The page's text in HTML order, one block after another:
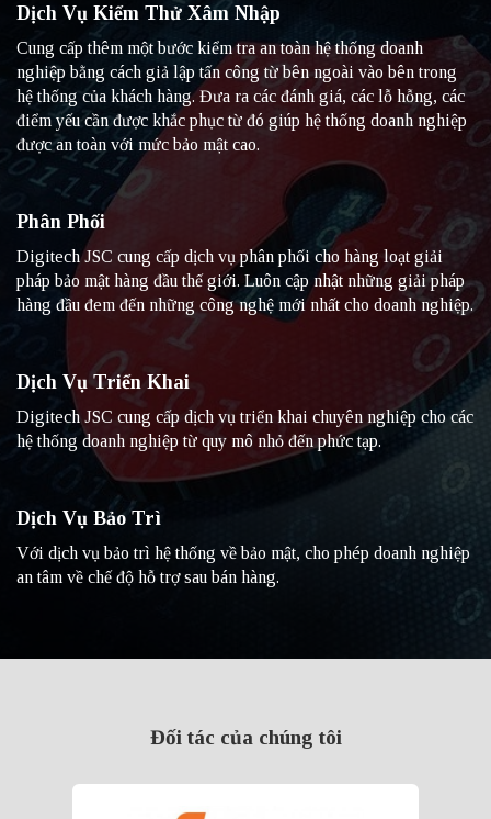
Dịch Vụ Kiểm Thử Xâm Nhập
Cung cấp thêm một bước kiểm tra an toàn hệ thống doanh
nghiệp bằng cách giả lập tấn công từ bên ngoài vào bên trong
hệ thống của khách hàng. Đưa ra các đánh giá, các lỗ hỗng, các
điểm yếu cần được khắc phục từ đó giúp hệ thống doanh nghiệp
được an toàn với mức bảo mật cao.
Phân Phối
Digitech JSC cung cấp dịch vụ phân phối cho hàng loạt giải
pháp bảo mật hàng đầu thế giới. Luôn cập nhật những giải pháp
hàng đầu đem đến những công nghệ mới nhất cho doanh nghiệp.
Dịch Vụ Triển Khai
Digitech JSC cung cấp dịch vụ triển khai chuyên nghiệp cho các
hệ thống doanh nghiệp từ quy mô nhỏ đến phức tạp.
Dịch Vụ Bảo Trì
Với dịch vụ bảo trì hệ thống về bảo mật, cho phép doanh nghiệp
an tâm về chế độ hỗ trợ sau bán hàng.
Đối tác của chúng tôi